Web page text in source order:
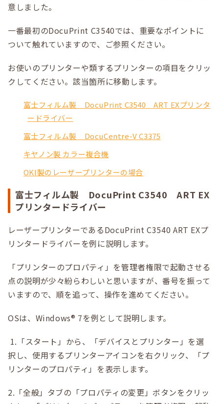
意しました。
一番最初のDocuPrint C3540では、重要なポイントに
ついて触れていますので、ご参照ください。
お使いのプリンターや類するプリンターの項目をクリッ
クしてください。該当箇所に移動します。
富士フィルム製 DocuPrint C3540 ART EXプリンタ
ードライバー
富士フィルム製 DocuCentre-V C3375
キヤノン製 カラー複合機
OKI製のレーザープリンターの場合
富士フィルム製 DocuPrint C3540 ART EX
プリンタードライバー
レーザープリンターであるDocuPrint C3540 ART EXプ
リンタードライバーを例に説明します。
「プリンターのプロパティ」を管理者権限で起動させる
点の説明が少々紛らわしいと思いますが、番号を振って
いますので、順を追って、操作を進めてください。
OSは、Windows® 7を例として説明します。
1.「スタート」から、「デバイスとプリンター」を選
択し、使用するプリンターアイコンを右クリック、「プ
リンターのプロパティ」を表示します。
2.「全般」タブの「プロパティの変更」ボタンをクリッ